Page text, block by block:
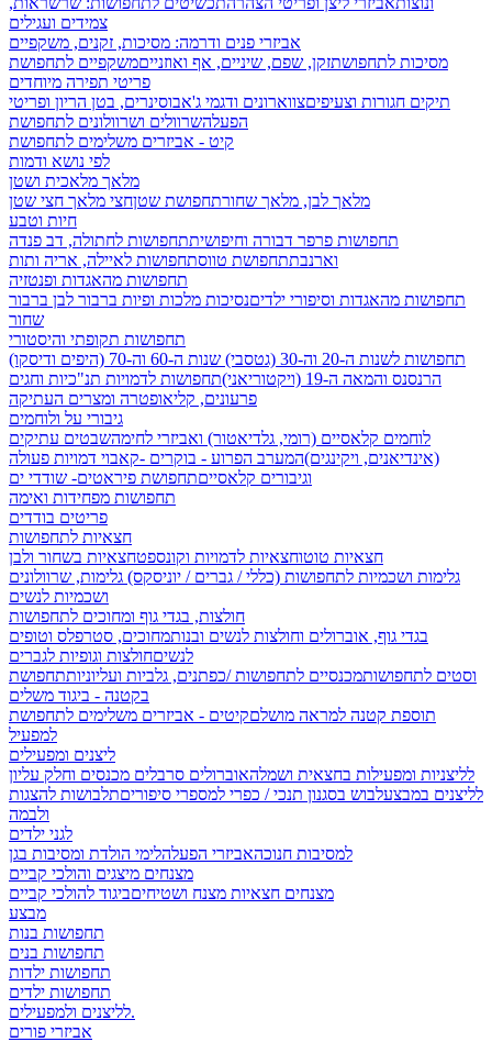
צמידים ועגילים
אביזרי פנים ודרמה: מסיכות, זקנים, משקפיים
מסיכות לתחפושתזקן, שפם, שיניים, אף ואוזנייםמשקפיים לתחפושת
פריטי תפירה מיוחדים
תיקים חגורות וצעיפיםצווארונים ודגמי ג'אבוסינרים, בטן הריון ופריטי
הפעלהשרוולים ושרוולונים לתחפושת
קיט - אביזרים משלימים לתחפושת
לפי נושא ודמות
מלאך מלאכית ושטן
מלאך לבן, מלאך שחורתחפושת שטןחצי מלאך חצי שטן
חיות וטבע
תחפושות פרפר דבורה וחיפושיתתחפושות לחתולה, דב פנדה
וארנבתתחפושת טווסתחפושות לאיילה, אריה ותות
תחפושות מהאגדות ופנטזיה
תחפושות מהאגדות וסיפורי ילדיםנסיכות מלכות ופיות ברבור לבן ברבור
שחור
תחפושות תקופתי והיסטורי
תחפושות לשנות ה-20 וה-30 (גטסבי)
שנות ה-60 וה-70 (היפים ודיסקו)
הרנסנס והמאה ה-19 (ויקטוריאני)
תחפושות לדמויות תנ"כיות וחגים
פרעונים, קליאופטרה ומצרים העתיקה
גיבורי על ולוחמים
לוחמים קלאסיים (רומי, גלדיאטור) ואביזרי לחימהשבטים עתיקים
(אינדיאנים, ויקינגים)המערב הפרוע - בוקרים -קאבוי דמויות פעולה
וגיבורים קלאסייםתחפושת פיראטים- שודדי ים
תחפושות מפחידות ואימה
פריטים בודדים
חצאיות לתחפושות
חצאיות טוטוחצאיות לדמויות וקונספטחצאיות בשחור ולבן
גלימות ושכמיות לתחפושות (כללי / גברים / יוניסקס) גלימות, שרוולונים
ושכמיות לנשים
חולצות, בגדי גוף ומחוכים לתחפושות
בגדי גוף, אוברולים וחולצות לנשים ובנותמחוכים, סטרפלס וטופים
לנשיםחולצות וגופיות לגברים
וסטים לתחפושותמכנסיים לתחפושות /כפתנים, גלביות ועליוניותתחפושת
בקטנה - ביגוד משלים
תוספת קטנה למראה מושלםקיטים - אביזרים משלימים לתחפושת
למפעיל
ליצנים ומפעילים
לליצניות ומפעילות בחצאית ושמלהאוברולים סרבלים מכנסים וחלק עליון
לליצנים במבצעלבוש בסגנון תנכי / כפרי למספרי סיפוריםתלבושות להצגות
ולבמה
לגני ילדים
למסיבות חנוכהאביזרי הפעלהלימי הולדת ומסיבות בגן
מצנחים מיצגים והולכי קביים
מצנחים חצאיות מצנח ושטיחיםביגוד להולכי קביים
מבצע
תחפושות בנות
תחפושות בנים
תחפושות ילדות
תחפושות ילדים
לליצנים ולמפעילים.
אביזרי פורים